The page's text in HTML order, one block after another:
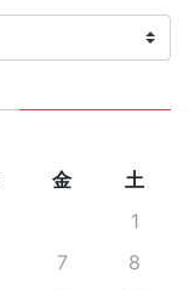
金
土
1
7
8